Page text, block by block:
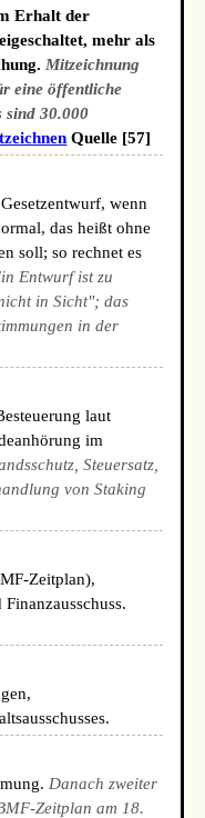
Erhalt der
mehr als
Mitzeichnung
eine öffentliche
sind 30.000
Quelle [57]
wenn
das heißt ohne
soll; so rechnet es
Entwurf ist zu
in Sicht"; das
in der
laut
im
Steuersatz,
von Staking
Zeitplan),
Danach zweiter
Zeitplan am 18.